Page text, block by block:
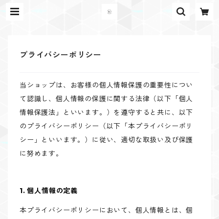
プライバシーポリシー
当ショップは、お客様の個人情報保護の重要性につい
て認識し、個人情報の保護に関する法律（以下「個人
情報保護法」といいます。）を遵守すると共に、以下
のプライバシーポリシー（以下「本プライバシーポリ
シー」といいます。）に従い、適切な取扱い及び保護
に努めます。
1. 個人情報の定義
本プライバシーポリシーにおいて、個人情報とは、個